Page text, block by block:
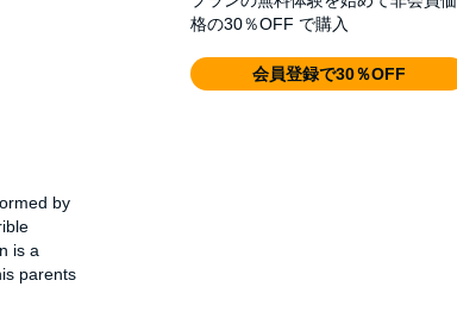
by
is a
parents
格の30％OFF で購入
会員登録で30％OFF